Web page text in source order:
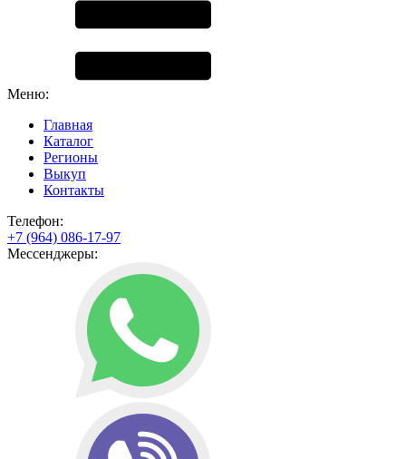
Меню:
Главная
Каталог
Регионы
Выкуп
Контакты
Телефон:
+7 (964) 086-17-97
Мессенджеры: